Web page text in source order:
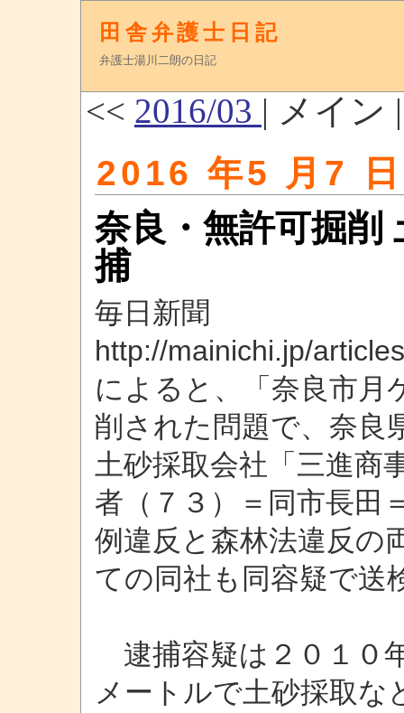
田舎弁護士日記
弁護士湯川二朗の日記
<< 2016/03 | メイン
2016 年5 月7 日
奈良・無許可掘削
捕
毎日新聞
http://mainichi.jp/
によると、「奈良市月
削された問題で、奈良
土砂採取会社「三進商
者（７３）＝同市長田
例違反と森林法違反の
ての同社も同容疑で送
逮捕容疑は２０１０
メートルで土砂採取